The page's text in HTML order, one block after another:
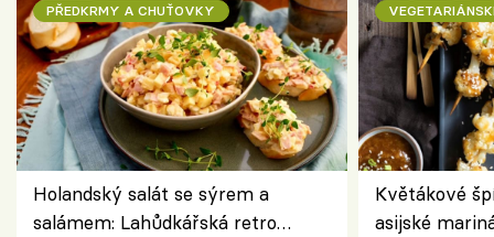
PŘEDKRMY A CHUŤOVKY
Holandský salát se sýrem a
salámem: Lahůdkářská retro
Květákové
asijské